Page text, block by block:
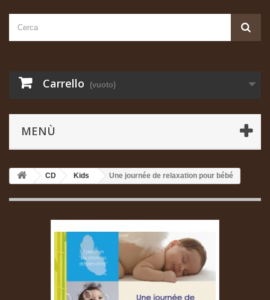
Carrello (vuoto)
MENÙ
CD Kids Une journée de relaxation pour bébé